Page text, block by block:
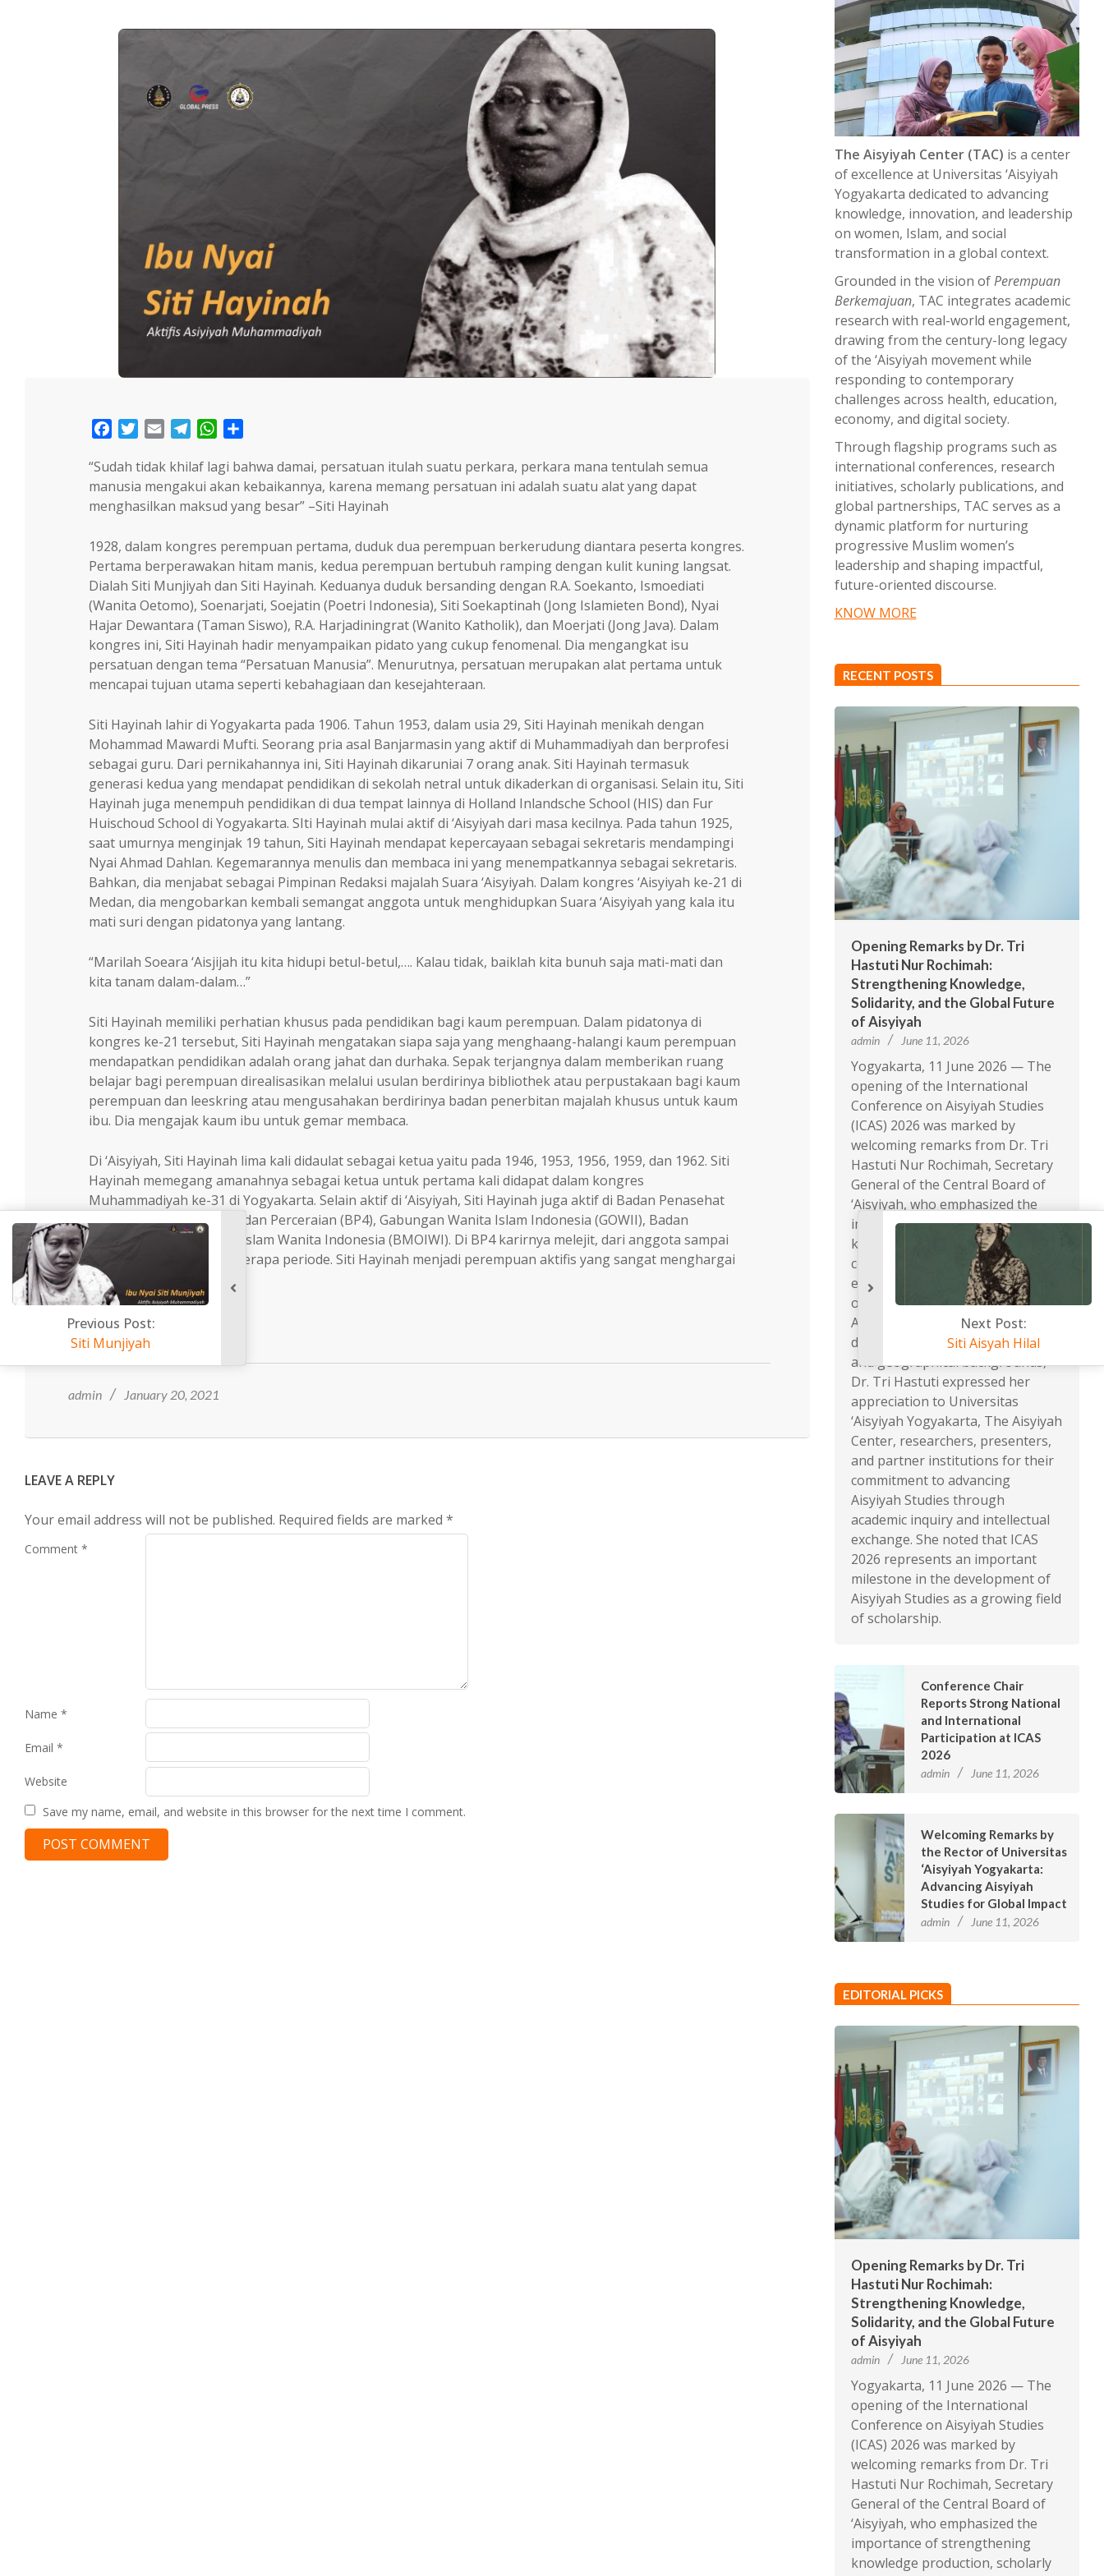
FacebookTwitter
Email TelegramWhatsApp
“Sudah tidak khilaf lagi bahwa damai, persatuan itulah suatu perkara, perkara mana tentulah semua
manusia mengakui akan kebaikannya, karena memang persatuan ini adalah suatu alat yang dapat
menghasilkan maksud yang besar” –Siti Hayinah
1928, dalam kongres perempuan pertama, duduk dua perempuan berkerudung diantara peserta kongres.
Pertama berperawakan hitam manis, kedua perempuan bertubuh ramping dengan kulit kuning langsat.
Dialah Siti Munjiyah dan Siti Hayinah. Keduanya duduk bersanding dengan R.A. Soekanto, Ismoediati
(Wanita Oetomo), Soenarjati, Soejatin (Poetri Indonesia), Siti Soekaptinah (Jong Islamieten Bond), Nyai
Hajar Dewantara (Taman Siswo), R.A. Harjadiningrat (Wanito Katholik), dan Moerjati (Jong Java). Dalam
kongres ini, Siti Hayinah hadir menyampaikan pidato yang cukup fenomenal. Dia mengangkat isu
persatuan dengan tema “Persatuan Manusia”. Menurutnya, persatuan merupakan alat pertama untuk
mencapai tujuan utama seperti kebahagiaan dan kesejahteraan.
Siti Hayinah lahir di Yogyakarta pada 1906. Tahun 1953, dalam usia 29, Siti Hayinah menikah dengan
Mohammad Mawardi Mufti. Seorang pria asal Banjarmasin yang aktif di Muhammadiyah dan berprofesi
sebagai guru. Dari pernikahannya ini, Siti Hayinah dikaruniai 7 orang anak. Siti Hayinah termasuk
generasi kedua yang mendapat pendidikan di sekolah netral untuk dikaderkan di organisasi. Selain itu, Siti
Hayinah juga menempuh pendidikan di dua tempat lainnya di Holland Inlandsche School (HIS) dan Fur
Huischoud School di Yogyakarta. SIti Hayinah mulai aktif di ‘Aisyiyah dari masa kecilnya. Pada tahun 1925,
saat umurnya menginjak 19 tahun, Siti Hayinah mendapat kepercayaan sebagai sekretaris mendampingi
Nyai Ahmad Dahlan. Kegemarannya menulis dan membaca ini yang menempatkannya sebagai sekretaris.
Bahkan, dia menjabat sebagai Pimpinan Redaksi majalah Suara ‘Aisyiyah. Dalam kongres ‘Aisyiyah ke-21 di
Medan, dia mengobarkan kembali semangat anggota untuk menghidupkan Suara ‘Aisyiyah yang kala itu
mati suri dengan pidatonya yang lantang.
“Marilah Soeara ‘Aisjijah itu kita hidupi betul-betul,…. Kalau tidak, baiklah kita bunuh saja mati-mati dan
kita tanam dalam-dalam…”
Siti Hayinah memiliki perhatian khusus pada pendidikan bagi kaum perempuan. Dalam pidatonya di
kongres ke-21 tersebut, Siti Hayinah mengatakan siapa saja yang menghaang-halangi kaum perempuan
mendapatkan pendidikan adalah orang jahat dan durhaka. Sepak terjangnya dalam memberikan ruang
belajar bagi perempuan direalisasikan melalui usulan berdirinya bibliothek atau perpustakaan bagi kaum
perempuan dan leeskring atau mengusahakan berdirinya badan penerbitan majalah khusus untuk kaum
ibu. Dia mengajak kaum ibu untuk gemar membaca.
Di ‘Aisyiyah, Siti Hayinah lima kali didaulat sebagai ketua yaitu pada 1946, 1953, 1956, 1959, dan 1962. Siti
Hayinah memegang amanahnya sebagai ketua untuk pertama kali didapat dalam kongres
Muhammadiyah ke-31 di Yogyakarta. Selain aktif di ‘Aisyiyah, Siti Hayinah juga aktif di Badan Penasehat
Perkawinan Perselisihan dan Perceraian (BP4), Gabungan Wanita Islam Indonesia (GOWII), Badan
Musyawarah Organisasi Islam Wanita Indonesia (BMOIWI). Di BP4 karirnya melejit, dari anggota sampai
menjadi ketua dalam beberapa periode. Siti Hayinah menjadi perempuan aktifis yang sangat menghargai
kreatifitas dan amal.
Facebook
Twitter
2021-
01-
20
admin January 20, 2021
LEAVE A REPLY
Your email address will not be published. Required fields are marked *
Comment *
Name *
Email *
Website
Save my name, email, and website in this browser for the next time I comment.
The Aisyiyah Center (TAC) is a center
of excellence at Universitas ‘Aisyiyah
Yogyakarta dedicated to advancing
knowledge, innovation, and leadership
on women, Islam, and social
transformation in a global context.
Grounded in the vision ofPerempuan
Berkemajuan, TAC integrates academic
research with real-world engagement,
drawing from the century-long legacy
of the ‘Aisyiyah movement while
responding to contemporary
challenges across health, education,
economy, and digital society.
Through flagship programs such as
international conferences, research
initiatives, scholarly publications, and
global partnerships, TAC serves as a
dynamic platform for nurturing
progressive Muslim women’s
leadership and shaping impactful,
future-oriented discourse.
KNOW MORE
RECENT POSTS
Opening Remarks by Dr. Tri
Hastuti Nur Rochimah:
Strengthening Knowledge,
Solidarity, and the Global Future
of Aisyiyah
admin June 11, 2026
Yogyakarta, 11 June 2026 — The
opening of the International
Conference on Aisyiyah Studies
(ICAS) 2026 was marked by
welcoming remarks from Dr. Tri
Hastuti Nur Rochimah, Secretary
General of the Central Board of
‘Aisyiyah, who emphasized the
importance of strengthening
knowledge production, scholarly
collaboration, and global
engagement as part of Aisyiyah’s
ongoing contribution to society.
Addressing participants from
diverse academic, professional,
and geographical backgrounds,
Dr. Tri Hastuti expressed her
appreciation to Universitas
‘Aisyiyah Yogyakarta, The Aisyiyah
Center, researchers, presenters,
and partner institutions for their
commitment to advancing
Aisyiyah Studies through
academic inquiry and intellectual
exchange. She noted that ICAS
2026 represents an important
milestone in the development of
Aisyiyah Studies as a growing field
of scholarship.
Conference Chair
Reports Strong National
and International
Participation at ICAS
2026
admin June 11, 2026
Welcoming Remarks by
the Rector of Universitas
‘Aisyiyah Yogyakarta:
Advancing Aisyiyah
Studies for Global Impact
admin June 11, 2026
EDITORIAL PICKS
Opening Remarks by Dr. Tri
Hastuti Nur Rochimah:
Strengthening Knowledge,
Solidarity, and the Global Future
of Aisyiyah
admin June 11, 2026
Yogyakarta, 11 June 2026 — The
opening of the International
Conference on Aisyiyah Studies
(ICAS) 2026 was marked by
welcoming remarks from Dr. Tri
Hastuti Nur Rochimah, Secretary
General of the Central Board of
‘Aisyiyah, who emphasized the
importance of strengthening
knowledge production, scholarly